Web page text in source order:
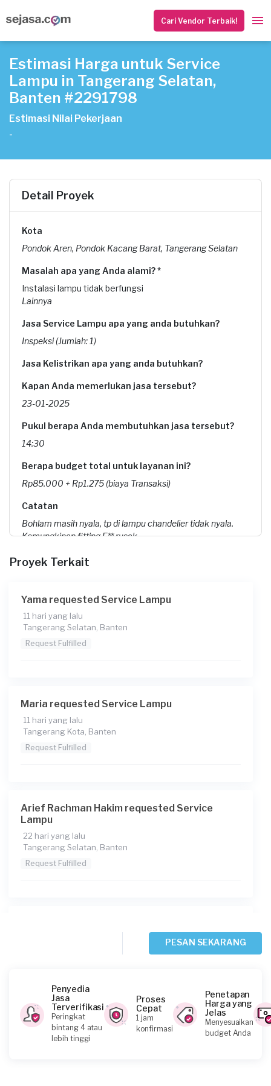
Cari Vendor Terbaik!
Estimasi Harga untuk Service
Lampu in Tangerang Selatan,
Banten #2291798
Estimasi Nilai Pekerjaan
-
Detail Proyek
Kota
Pondok Aren, Pondok Kacang Barat, Tangerang Selatan
Masalah apa yang Anda alami? *
Instalasi lampu tidak berfungsi
Lainnya
Jasa Service Lampu apa yang anda butuhkan?
Inspeksi (Jumlah: 1)
Jasa Kelistrikan apa yang anda butuhkan?
Kapan Anda memerlukan jasa tersebut?
23-01-2025
Pukul berapa Anda membutuhkan jasa tersebut?
14:30
Berapa budget total untuk layanan ini?
Rp85.000 + Rp1.275 (biaya Transaksi)
Catatan
Bohlam masih nyala, tp di lampu chandelier tidak nyala.
Kemungkinan fitting E** rusak
Proyek Terkait
Yama requested Service Lampu
11 hari yang lalu
Tangerang Selatan, Banten
Request Fulfilled
Maria requested Service Lampu
11 hari yang lalu
Tangerang Kota, Banten
Request Fulfilled
Arief Rachman Hakim requested Service
Lampu
22 hari yang lalu
Tangerang Selatan, Banten
Request Fulfilled
Himawan requested Service Lampu
Sekitar sebulan yang lalu
PESAN SEKARANG
Penyedia
Jasa
Terverifikasi
Peringkat
bintang 4 atau
lebih tinggi
Proses
Cepat
1 jam
konfirmasi
Penetapan
Harga yang
Jelas
Menyesuaikan
budget Anda